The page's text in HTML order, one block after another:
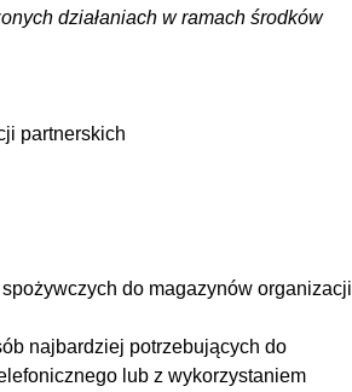
działaniach w ramach środków
partnerskich
do magazynów organizacji
najbardziej potrzebujących do
lub z wykorzystaniem